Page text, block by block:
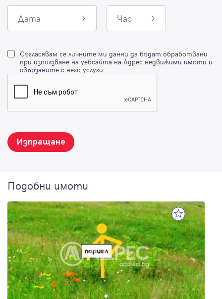
Дата Час
Съгласявам се личните ми данни да бъдат обработвани
при използване на уебсайта на Адрес недвижими имоти и
свързаните с него услуги.
Изпращане
Подобни имоти